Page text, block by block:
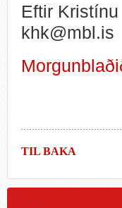
Eftir
khk@mbl.is
TIL BAKA